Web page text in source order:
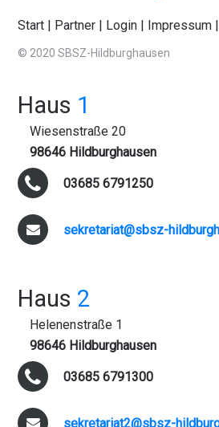
Start | Partner | Login | Impressum
© 2020 SBSZ-Hildburghausen
Haus 1
Wiesenstraße 20
98646 Hildburghausen
03685 6791250
sekretariat@sbsz-
Haus 2
Helenenstraße 1
98646 Hildburghausen
03685 6791300
sekretariat2@sbsz-